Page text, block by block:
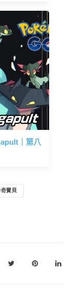
｜第八
奇寶貝